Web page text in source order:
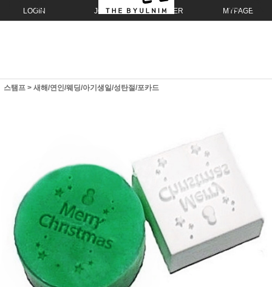
LOGIN JOIN ORDER MYPAGE
스탬프 > 새해/연인/웨딩/아기생일/성탄절/포카드